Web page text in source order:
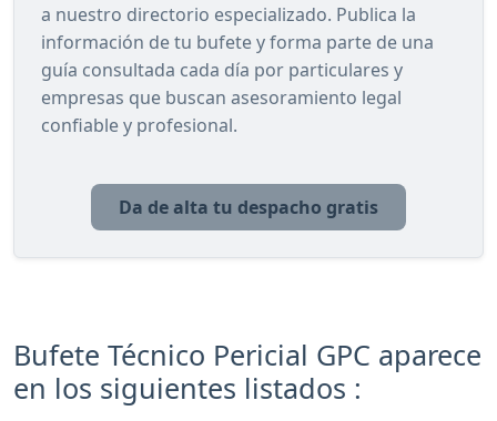
a nuestro directorio especializado. Publica la
información de tu bufete y forma parte de una
guía consultada cada día por particulares y
empresas que buscan asesoramiento legal
confiable y profesional.
Da de alta tu despacho gratis
Bufete Técnico Pericial GPC aparece
en los siguientes listados :